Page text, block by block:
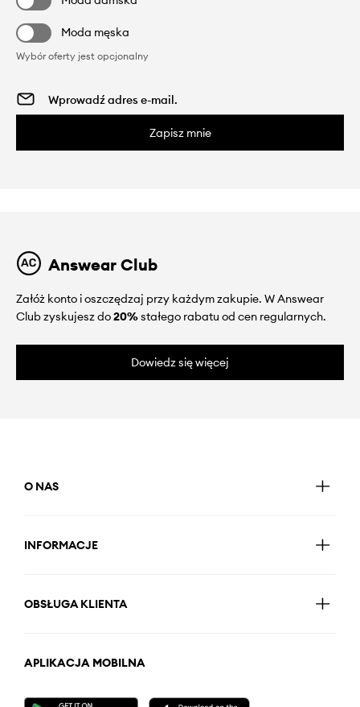
Moda męska
Wybór oferty jest opcjonalny
Zapisz mnie
Answear Club
Załóż konto i oszczędzaj przy każdym zakupie. W Answear
Club zyskujesz do20%stałego rabatu od cen regularnych.
Dowiedz się więcej
O NAS
INFORMACJE
OBSŁUGA KLIENTA
APLIKACJA MOBILNA